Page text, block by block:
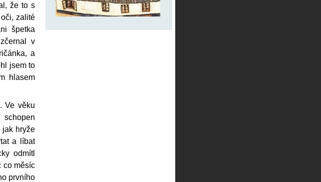
že to s
zalité
špetka
v
a
jsem to
hlasem
Ve věku
jak hryže
a líbat
odmítl
co měsíc
prvního